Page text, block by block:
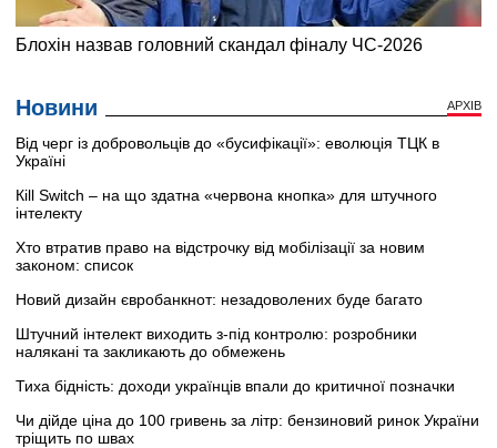
Новини АРХІВ
Від черг із добровольців до «бусифікації»: еволюція ТЦК в
Україні
Кill Switch – на що здатна «червона кнопка» для штучного
інтелекту
Хто втратив право на відстрочку від мобілізації за новим
законом: список
Новий дизайн євробанкнот: незадоволених буде багато
Штучний інтелект виходить з-під контролю: розробники
налякані та закликають до обмежень
Тиха бідність: доходи українців впали до критичної позначки
Чи дійде ціна до 100 гривень за літр: бензиновий ринок України
тріщить по швах